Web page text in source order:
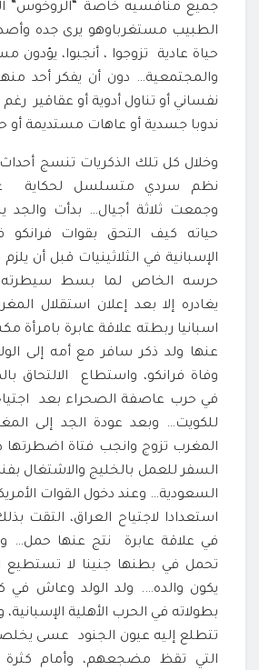
جميع منافسيه خاصة “الروخوس”
الطبيب مستغرباوهو يرى جده
حياة عادية تزوجوا ، أنجبوا، يؤدون
والمجتمعية… دون أن يفكر أحد
نفساني أو تناول أدوية أو عقاقير
ندوبا جسدية أو عاهات مستديمة أو
وخلال كل تلك الذكريات تنسج أحداث
نظم سردي متسلسل لحكاية
وجمعت ثلاثة أجيال… بدأت
حياته كيف التحق بقوات فرانكو
الإسبانية في الثلاثينيات قبل أن
حرسه الخاص لما بسط سيطرته
يغادره إلا بعد إعلان استقلال
اسبانيا ربطته علاقة عابرة بامرأة
عنها ولد ذكر سافر مع أمه إلى
وفاة فرانكو، واستطاع الالتحاق
في حرب عاصفة الصحراء بعد اجتياح
للكويت… وبعد عودة الجد إلى
المغرب تزوج وانجب فتاة
السفر للعمل بالخليج والاشتغال
السعودية… وعند دخول القوات
استعدادا لاجتياح العراق، التقت
في علاقة عابرة نتج عنها حمل…
تحمل في بطنها جنينا لا تستطيع
يكون والده…. ولد الولد وعاش
بطولاته في الحرب الأهلية
تتطلع إليه عيون الجنود عسى
التي تقظ مضجعهم، وأمام كثرة